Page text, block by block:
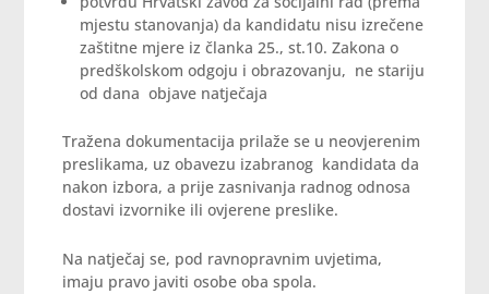
mjestu stanovanja) da kandidatu nisu izrečene
zaštitne mjere iz članka 25., st.10. Zakona o
predškolskom odgoju i obrazovanju, ne stariju
od dana objave natječaja
Tražena dokumentacija prilaže se u neovjerenim
preslikama, uz obavezu izabranog kandidata da
nakon izbora, a prije zasnivanja radnog odnosa
dostavi izvornike ili ovjerene preslike.
Na natječaj se, pod ravnopravnim uvjetima,
imaju pravo javiti osobe oba spola.